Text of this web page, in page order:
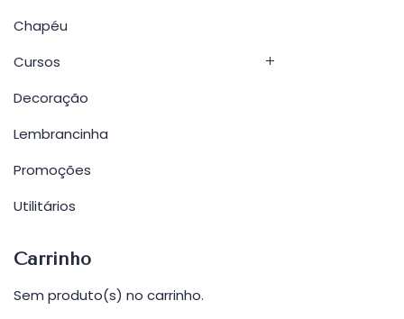
Chapéu
Cursos
Decoração
Lembrancinha
Promoções
Utilitários
Carrinho
Sem produto(s) no carrinho.